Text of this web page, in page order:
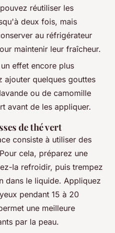
réutiliser les
deux fois, mais
au réfrigérateur
maintenir leur fraîcheur.
effet encore plus
ajouter quelques gouttes
ou de camomille
avant de les appliquer.
de thé vert
consiste à utiliser des
cela, préparez une
la refroidir, puis trempez
dans le liquide. Appliquez
pendant 15 à 20
une meilleure
par la peau.